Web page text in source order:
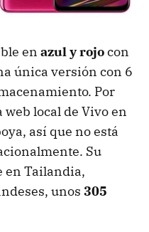
en azul y rojocon
única versión con 6
Por
local de Vivo en
así que no está
Su
en Tailandia,
unos 305